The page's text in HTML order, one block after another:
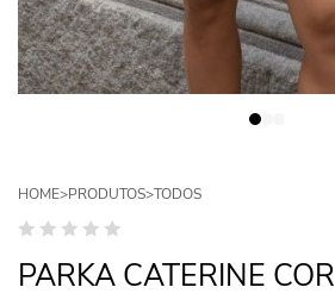
HOME>PRODUTOS>TODOS
PARKA CATERINE COR